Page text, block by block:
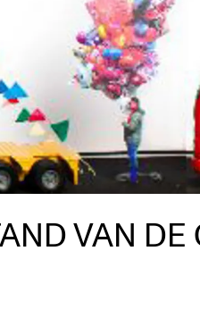
VAN DE